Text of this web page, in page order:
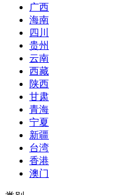
广西
海南
四川
贵州
云南
西藏
陕西
甘肃
青海
宁夏
新疆
台湾
香港
澳门